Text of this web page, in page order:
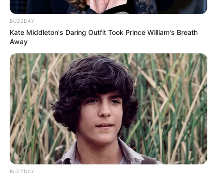
10 Pose Manekin Anti
Mainstream yang Konyol
Banget
BUZZDAY
Kate Middleton's Daring Outfit Took Prince William's Breath
Away
BUZZDAY